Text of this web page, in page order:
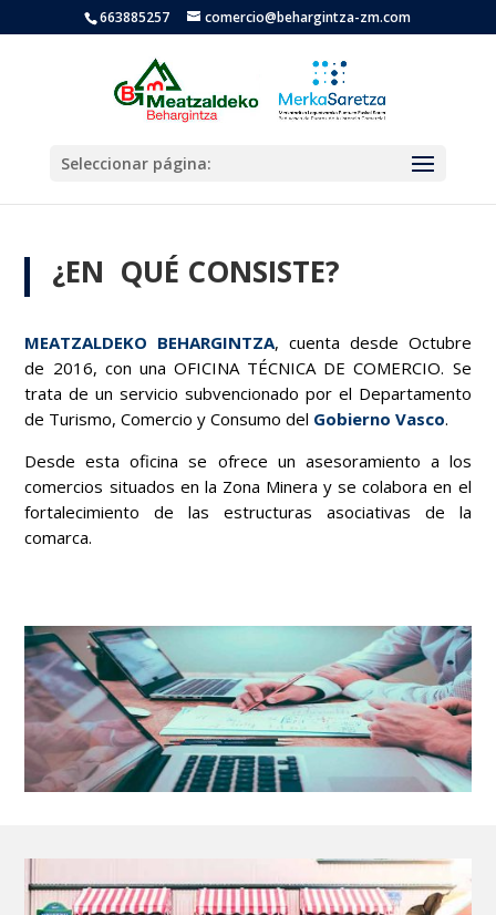
663885257 comercio@behargintza-zm.com
Seleccionar página:
¿EN QUÉ CONSISTE?
MEATZALDEKO BEHARGINTZA, cuenta desde Octubre
de 2016, con una OFICINA TÉCNICA DE COMERCIO. Se
trata de un servicio subvencionado por el Departamento
de Turismo, Comercio y Consumo del Gobierno Vasco.
Desde esta oficina se ofrece un asesoramiento a los
comercios situados en la Zona Minera y se colabora en el
fortalecimiento de las estructuras asociativas de la
comarca.